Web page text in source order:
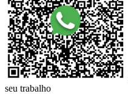
seu trabalho